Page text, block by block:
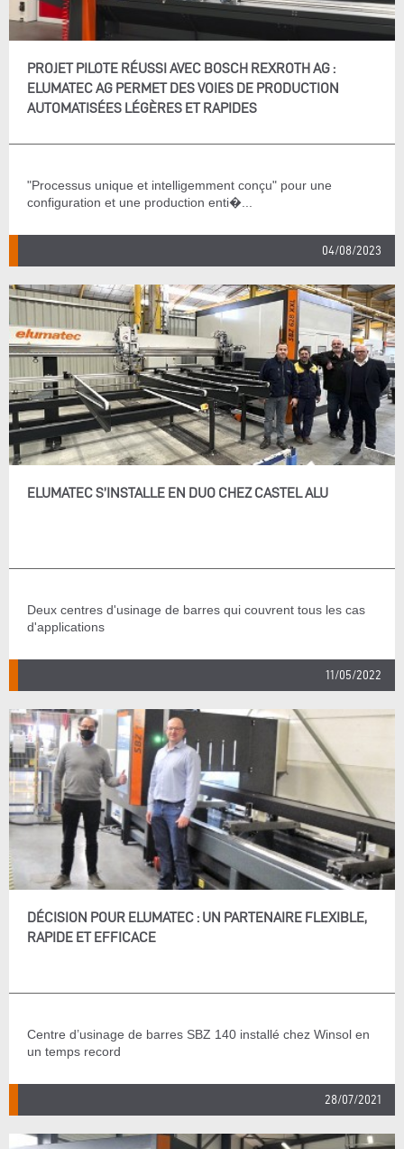
PROJET PILOTE RÉUSSI AVEC BOSCH REXROTH AG :
ELUMATEC AG PERMET DES VOIES DE PRODUCTION
AUTOMATISÉES LÉGÈRES ET RAPIDES
"Processus unique et intelligemment conçu" pour une
configuration et une production enti�...
04/08/2023
ELUMATEC S’INSTALLE EN DUO CHEZ CASTEL ALU
Deux centres d'usinage de barres qui couvrent tous les cas
d'applications
11/05/2022
DÉCISION POUR ELUMATEC : UN PARTENAIRE FLEXIBLE,
RAPIDE ET EFFICACE
Centre d’usinage de barres SBZ 140 installé chez Winsol en
un temps record
28/07/2021